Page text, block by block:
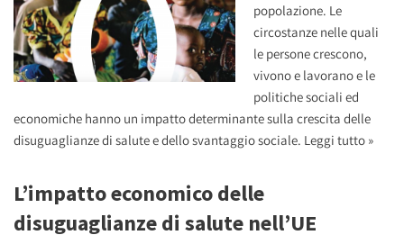
popolazione. Le
circostanze nelle quali
le persone crescono,
vivono e lavorano e le
politiche sociali ed
economiche hanno un impatto determinante sulla crescita delle
disuguaglianze di salute e dello svantaggio sociale. Leggi tutto »
L’impatto economico delle
disuguaglianze di salute nell’UE